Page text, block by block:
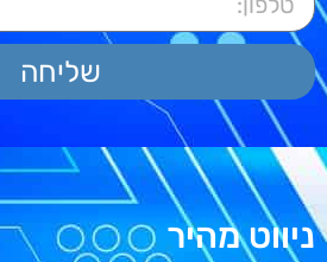
שליחה
ניווט מהיר